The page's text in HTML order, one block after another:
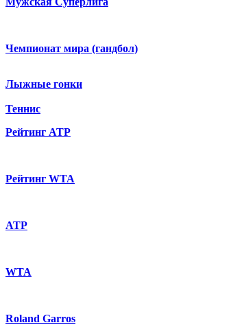
Чемпионат мира (гандбол)
Лыжные гонки
Теннис
Рейтинг ATP
Рейтинг WTA
ATP
WTA
Roland Garros